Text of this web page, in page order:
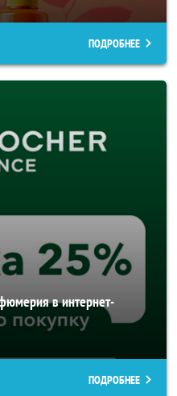
ПОДРОБНЕЕ
в интернет-
ПОДРОБНЕЕ